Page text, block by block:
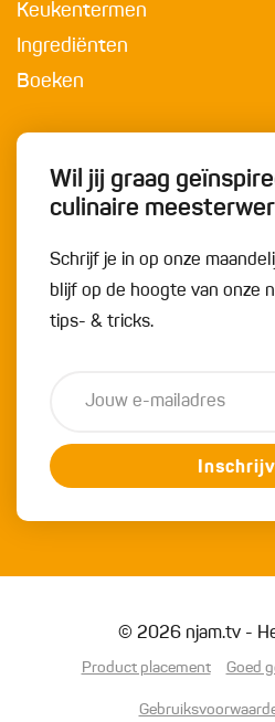
Keukentermen
Ingrediënten
Boeken
Wil jij graag
culinaire
Schrijf je in op onze
blijf op de hoogte van onze
tips- & tricks.
© 2026 njam.tv -
Product placement Goed